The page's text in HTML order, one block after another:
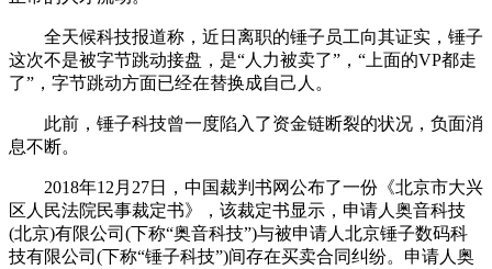
全天候科技报道称，近日离职的锤子员工向其证实，锤子
这次不是被字节跳动接盘，是“人力被卖了”，“上面的VP都走
了”，字节跳动方面已经在替换成自己人。
此前，锤子科技曾一度陷入了资金链断裂的状况，负面消
息不断。
2018年12月27日，中国裁判书网公布了一份《北京市大兴
区人民法院民事裁定书》，该裁定书显示，申请人奥音科技
(北京)有限公司(下称“奥音科技”)与被申请人北京锤子数码科
技有限公司(下称“锤子科技”)间存在买卖合同纠纷。申请人奥